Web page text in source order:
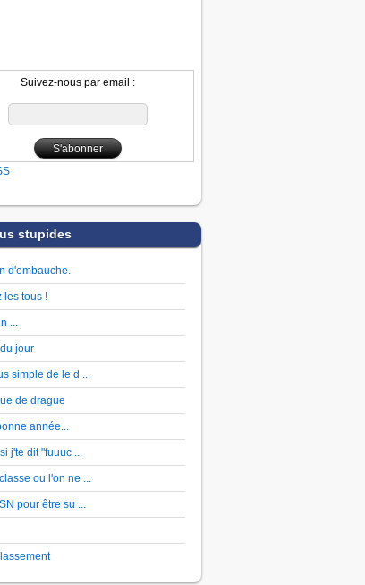
Suivez-nous par email :
stupides
d'embauche.
les tous !
...
jour
simple de le d ...
de drague
année...
j'te dit "fuuuc ...
ou l'on ne ...
pour être su ...